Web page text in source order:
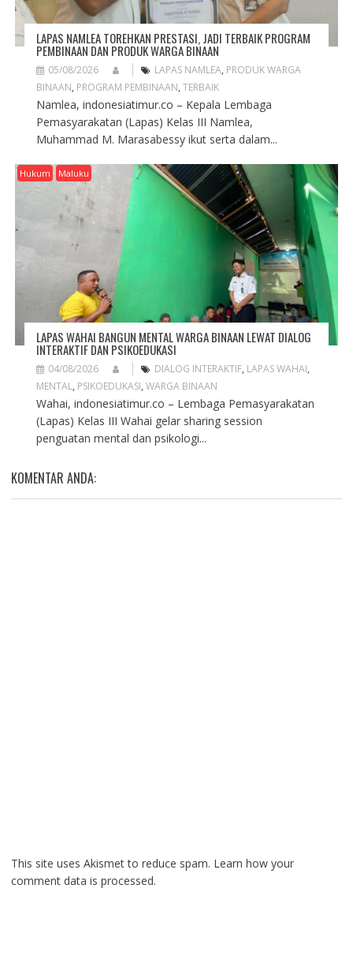
LAPAS NAMLEA TOREHKAN PRESTASI, JADI TERBAIK PROGRAM
PEMBINAAN DAN PRODUK WARGA BINAAN
05/08/2026 LAPAS NAMLEA, PRODUK WARGA
BINAAN, PROGRAM PEMBINAAN, TERBAIK
Namlea, indonesiatimur.co – Kepala Lembaga
Pemasyarakatan (Lapas) Kelas III Namlea,
Muhammad M. Marasabessy ikut serta dalam...
Hukum Maluku
LAPAS WAHAI BANGUN MENTAL WARGA BINAAN LEWAT DIALOG
INTERAKTIF DAN PSIKOEDUKASI
04/08/2026 DIALOG INTERAKTIF, LAPAS WAHAI,
MENTAL, PSIKOEDUKASI, WARGA BINAAN
Wahai, indonesiatimur.co – Lembaga Pemasyarakatan
(Lapas) Kelas III Wahai gelar sharing session
penguatan mental dan psikologi...
KOMENTAR ANDA:
This site uses Akismet to reduce spam. Learn how your
comment data is processed.